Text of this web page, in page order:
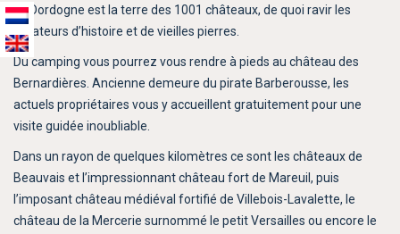
La Dordogne est la terre des 1001 châteaux, de quoi ravir les
amateurs d’histoire et de vieilles pierres.
Du camping vous pourrez vous rendre à pieds au château des
Bernardières. Ancienne demeure du pirate Barberousse, les
actuels propriétaires vous y accueillent gratuitement pour une
visite guidée inoubliable.
Dans un rayon de quelques kilomètres ce sont les châteaux de
Beauvais et l’impressionnant château fort de Mareuil, puis
l’imposant château médiéval fortifié de Villebois-Lavalette, le
château de la Mercerie surnommé le petit Versailles ou encore le